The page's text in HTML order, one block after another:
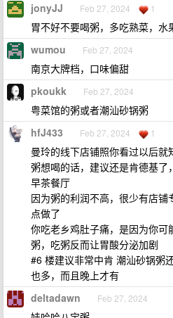
jonyJJ Feb 27, 2024 1
胃不好不要喝粥，多吃熟菜，水
wumou Feb 27, 2024
南京大牌档，口味偏甜
pkoukk Feb 27, 2024
粤菜馆的粥或者潮汕砂锅粥
hfJ433 Feb 27, 2024 1
曼玲的线下店铺照你看过以后就
粥想喝的话，建议还是肯德基
早茶餐厅
因为粥的利润不高，很少有店
点做了
你吃老乡鸡肚子痛，是因为你
粥，吃粥反而让胃酸分泌加剧
#6 楼建议非常中肯 潮汕砂锅粥
也多，而且晚上才有
deltadawn Feb 27, 2024